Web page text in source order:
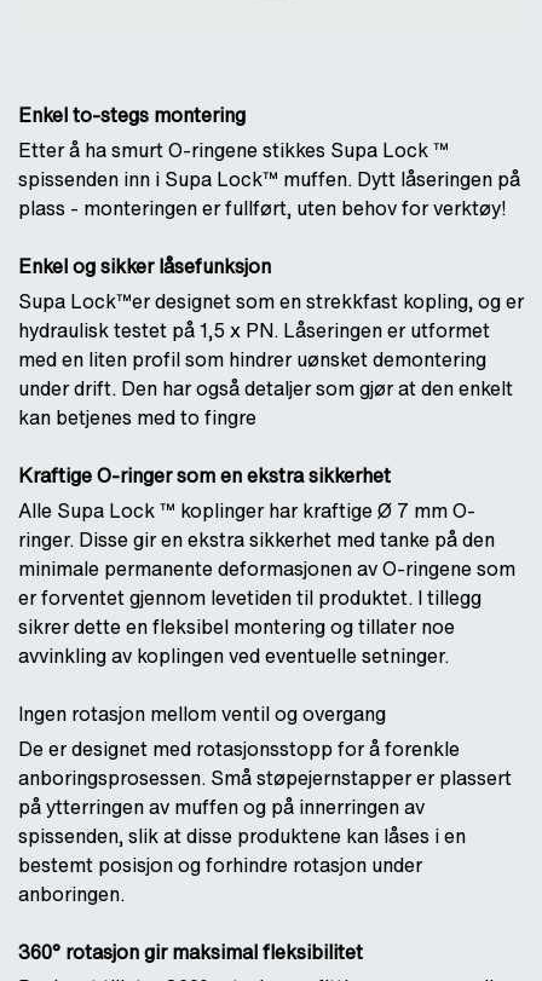
Enkel to-stegs montering
Etter å ha smurt O-ringene stikkes Supa Lock ™
spissenden inn i Supa Lock™ muffen. Dytt låseringen på
plass - monteringen er fullført, uten behov for verktøy!
Enkel og sikker låsefunksjon
Supa Lock™er designet som en strekkfast kopling, og er
hydraulisk testet på 1,5 x PN. Låseringen er utformet
med en liten profil som hindrer uønsket demontering
under drift. Den har også detaljer som gjør at den enkelt
kan betjenes med to fingre
Kraftige O-ringer som en ekstra sikkerhet
Alle Supa Lock ™ koplinger har kraftige Ø 7 mm O-
ringer. Disse gir en ekstra sikkerhet med tanke på den
minimale permanente deformasjonen av O-ringene som
er forventet gjennom levetiden til produktet. I tillegg
sikrer dette en fleksibel montering og tillater noe
avvinkling av koplingen ved eventuelle setninger.
Ingen rotasjon mellom ventil og overgang
De er designet med rotasjonsstopp for å forenkle
anboringsprosessen. Små støpejernstapper er plassert
på ytterringen av muffen og på innerringen av
spissenden, slik at disse produktene kan låses i en
bestemt posisjon og forhindre rotasjon under
anboringen.
360° rotasjon gir maksimal fleksibilitet